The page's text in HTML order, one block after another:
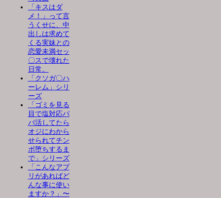
「キスはダ
メ！」って言
うくせに、中
出しは求めて
くる実妹との
恋愛未満セッ
〇スで壊れた
日常。
「クソガ〇ハ
ーレム」シリ
ーズ
「ゴミを見る
目で塩対応パ
パ活してたら
オジにわから
せられてチン
ポ堕ちするま
で」シリーズ
「こんなアプ
リがあればど
んな事に使い
ますか？」〜